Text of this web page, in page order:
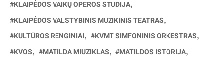
KLAIPĖDOS VAIKŲ OPEROS STUDIJA
KLAIPĖDOS VALSTYBINIS MUZIKINIS TEATRAS
KULTŪROS RENGINIAI
KVMT SIMFONINIS ORKESTRAS
KVOS
MATILDA MIUZIKLAS
MATILDOS ISTORIJA